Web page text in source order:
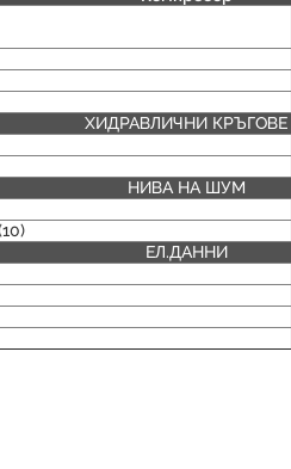
ХИДРАВЛИЧНИ КРЪГОВЕ
НИВА НА ШУМ
ЕЛ.ДАННИ